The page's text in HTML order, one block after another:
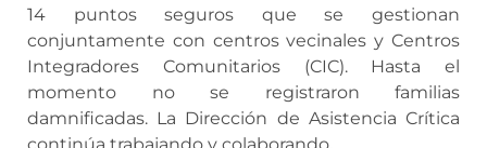
14 puntos seguros que se gestionan
conjuntamente con centros vecinales y Centros
Integradores Comunitarios (CIC). Hasta el
momento no se registraron familias
damnificadas. La Dirección de Asistencia Crítica